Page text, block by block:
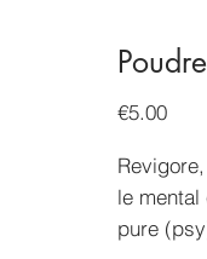
€5.00Price
le
pure